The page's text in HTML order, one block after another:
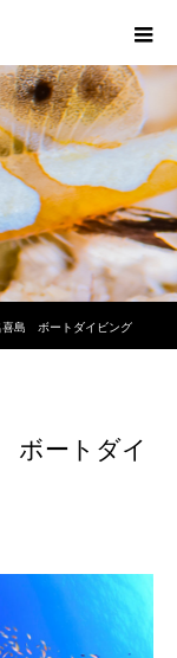
島 ボートダイビング
ボートダイ